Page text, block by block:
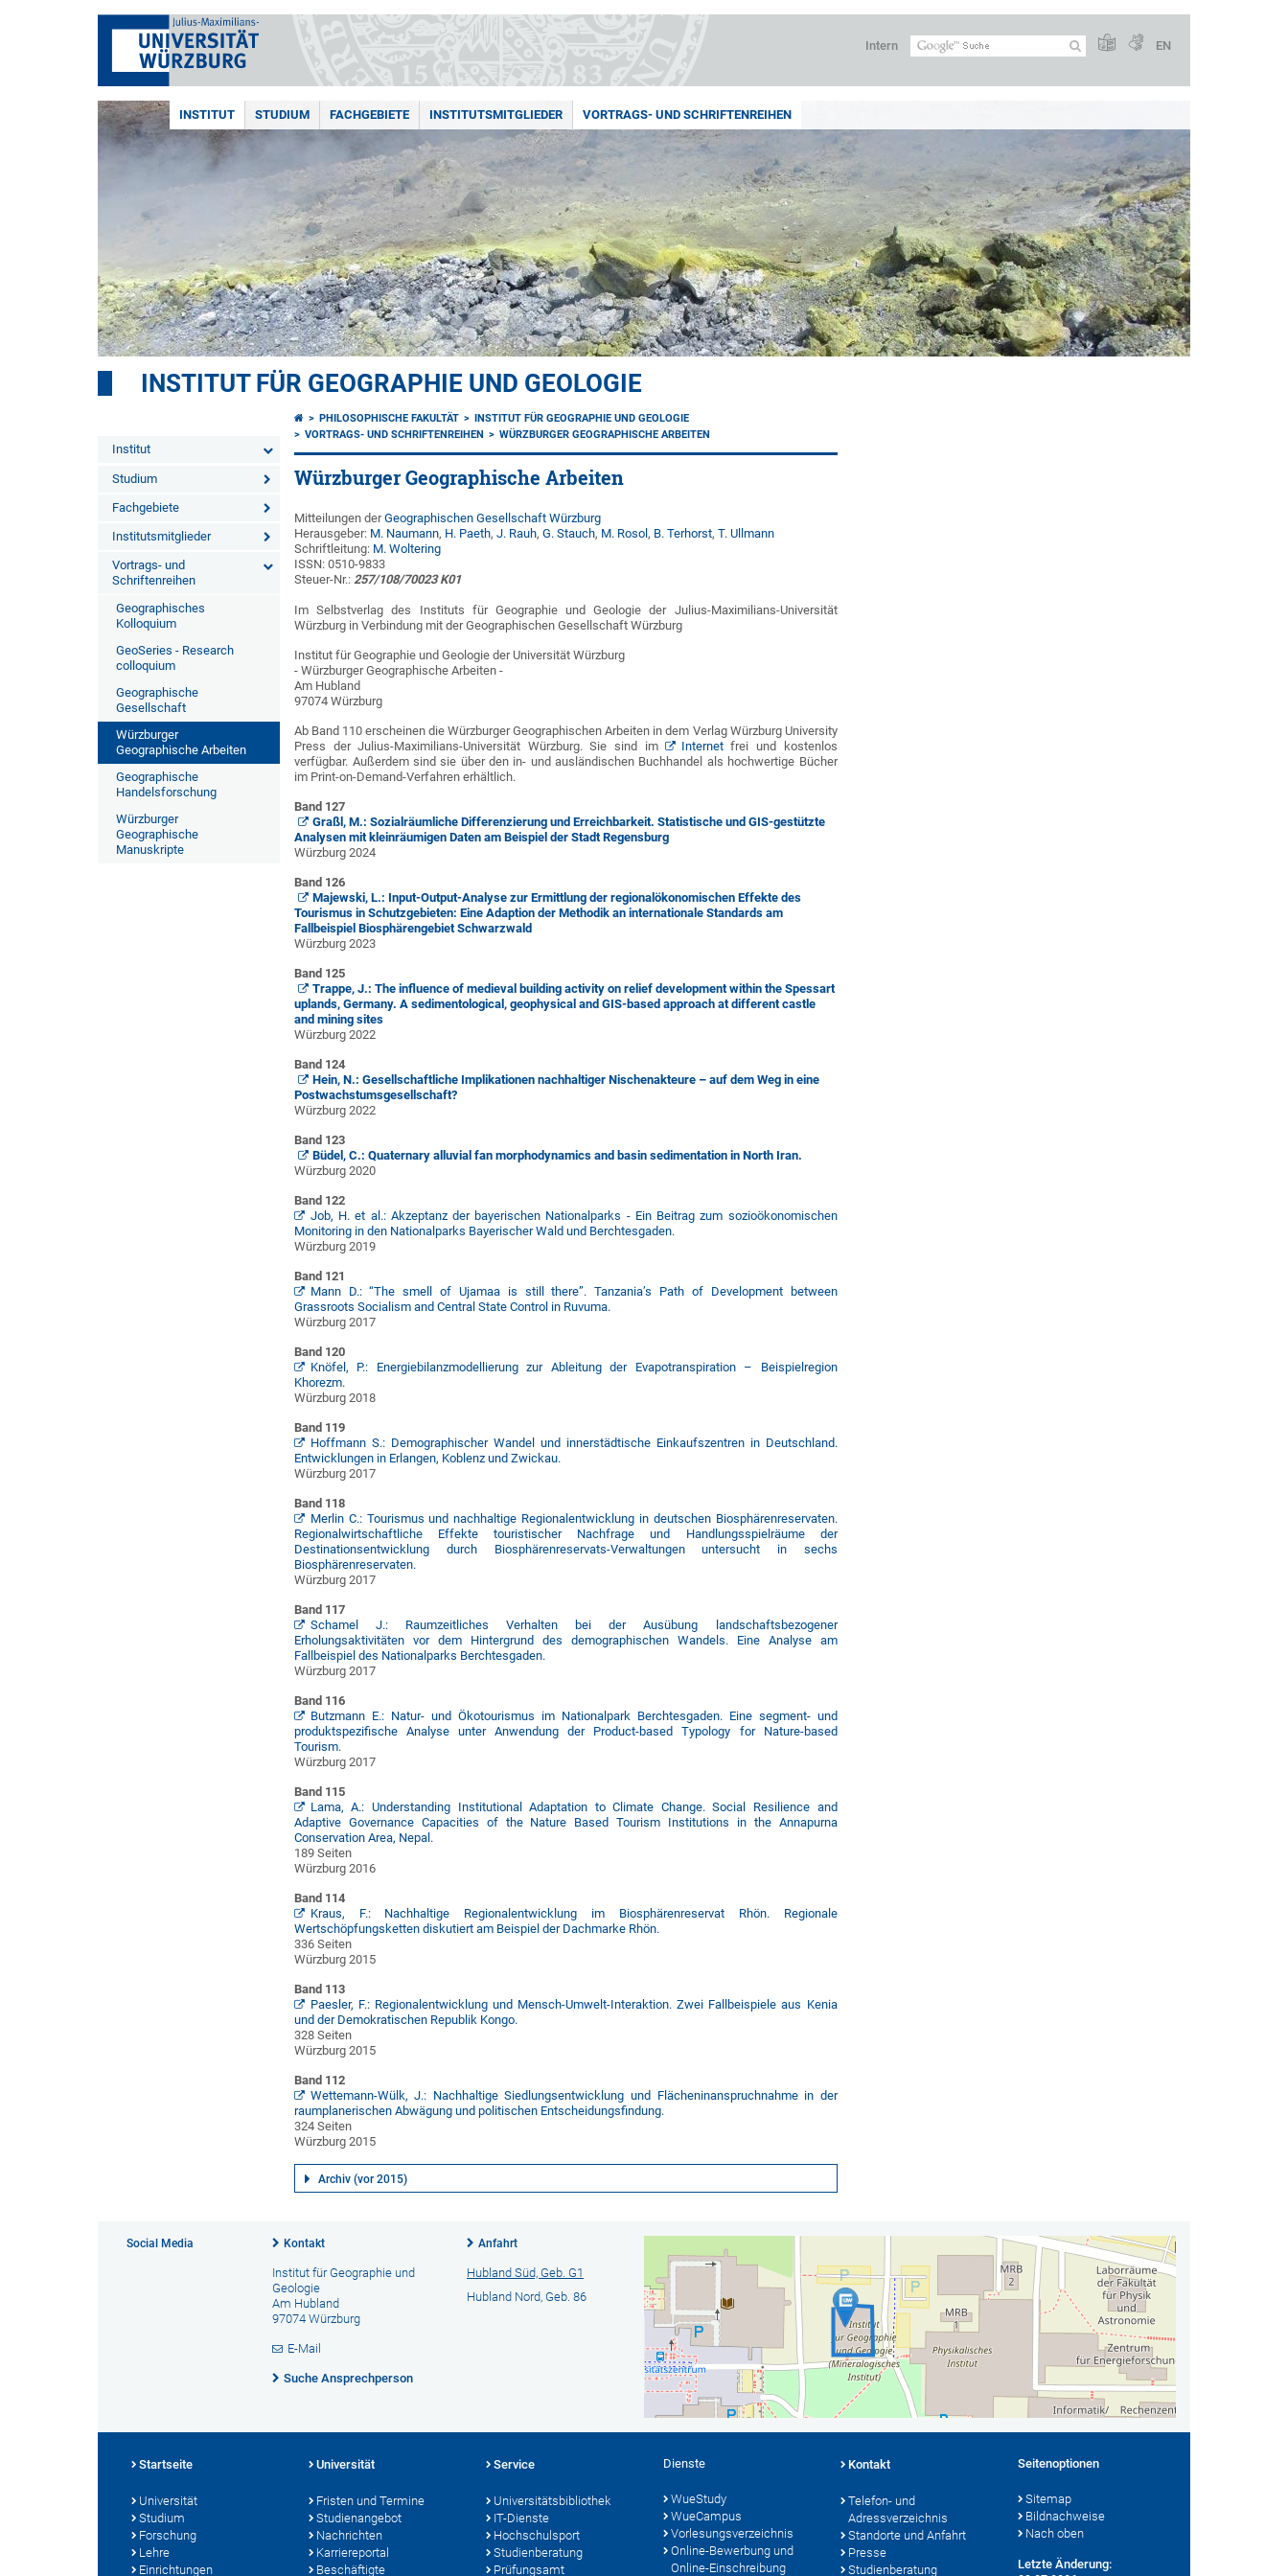
Intern EN
INSTITUT STUDIUM FACHGEBIETE INSTITUTSMITGLIEDER VORTRAGS- UND SCHRIFTENREIHEN
INSTITUT FÜR GEOGRAPHIE UND GEOLOGIE
Institut
Studium
Fachgebiete
Institutsmitglieder
Vortrags- und
Schriftenreihen
Geographisches
Kolloquium
GeoSeries - Research
colloquium
Geographische
Gesellschaft
Würzburger
Geographische Arbeiten
Geographische
Handelsforschung
Würzburger
Geographische
Manuskripte
PHILOSOPHISCHE FAKULTÄT
INSTITUT FÜR GEOGRAPHIE UND GEOLOGIE
VORTRAGS- UND SCHRIFTENREIHEN
WÜRZBURGER GEOGRAPHISCHE ARBEITEN
Würzburger Geographische Arbeiten
Mitteilungen derGeographischen Gesellschaft Würzburg
Herausgeber: M. Naumann, H. Paeth,J. Rauh,G. Stauch, M. Rosol, B. Terhorst,T. Ullmann
Schriftleitung: M. Woltering
ISSN: 0510-9833
Steuer-Nr.: 257/108/70023 K01
Im Selbstverlag des Instituts für Geographie und Geologie der Julius-Maximilians-Universität
Würzburg in Verbindung mit der Geographischen Gesellschaft Würzburg
Institut für Geographie und Geologie der Universität Würzburg
- Würzburger Geographische Arbeiten -
Am Hubland
97074 Würzburg
Ab Band 110 erscheinen die Würzburger Geographischen Arbeiten in dem Verlag Würzburg University
Press der Julius-Maximilians-Universität Würzburg. Sie sind im
Internetfrei und kostenlos
verfügbar. Außerdem sind sie über den in- und ausländischen Buchhandel als hochwertige Bücher
im Print-on-Demand-Verfahren erhältlich.
Band 127
Graßl, M.: Sozialräumliche Differenzierung und Erreichbarkeit. Statistische und GIS-gestützte
Analysen mit kleinräumigen Daten am Beispiel der Stadt Regensburg
Würzburg 2024
Band 126
Majewski, L.: Input-Output-Analyse zur Ermittlung der regionalökonomischen Effekte des
Tourismus in Schutzgebieten: Eine Adaption der Methodik an internationale Standards am
Fallbeispiel Biosphärengebiet Schwarzwald
Würzburg 2023
Band 125
Trappe, J.: The influence of medieval building activity on relief development within the Spessart
uplands, Germany. A sedimentological, geophysical and GIS-based approach at different castle
and mining sites
Würzburg 2022
Band 124
Hein, N.: Gesellschaftliche Implikationen nachhaltiger Nischenakteure – auf dem Weg in eine
Postwachstumsgesellschaft?
Würzburg 2022
Band 123
Büdel, C.: Quaternary alluvial fan morphodynamics and basin sedimentation in North Iran.
Würzburg 2020
Band 122
Job, H. et al.: Akzeptanz der bayerischen Nationalparks - Ein Beitrag zum sozioökonomischen
Monitoring in den Nationalparks Bayerischer Wald und Berchtesgaden.
Würzburg 2019
Band 121
Mann D.: “The smell of Ujamaa is still there”. Tanzania’s Path of Development between
Grassroots Socialism and Central State Control in Ruvuma.
Würzburg 2017
Band 120
Knöfel, P.: Energiebilanzmodellierung zur Ableitung der Evapotranspiration – Beispielregion
Khorezm.
Würzburg 2018
Band 119
Hoffmann S.: Demographischer Wandel und innerstädtische Einkaufszentren in Deutschland.
Entwicklungen in Erlangen, Koblenz und Zwickau.
Würzburg 2017
Band 118
Merlin C.: Tourismus und nachhaltige Regionalentwicklung in deutschen Biosphärenreservaten.
Regionalwirtschaftliche Effekte touristischer Nachfrage und Handlungsspielräume der
Destinationsentwicklung durch Biosphärenreservats-Verwaltungen untersucht in sechs
Biosphärenreservaten.
Würzburg 2017
Band 117
Schamel J.: Raumzeitliches Verhalten bei der Ausübung landschaftsbezogener
Erholungsaktivitäten vor dem Hintergrund des demographischen Wandels. Eine Analyse am
Fallbeispiel des Nationalparks Berchtesgaden.
Würzburg 2017
Band 116
Butzmann E.: Natur- und Ökotourismus im Nationalpark Berchtesgaden. Eine segment- und
produktspezifische Analyse unter Anwendung der Product-based Typology for Nature-based
Tourism.
Würzburg 2017
Band 115
Lama, A.: Understanding Institutional Adaptation to Climate Change. Social Resilience and
Adaptive Governance Capacities of the Nature Based Tourism Institutions in the Annapurna
Conservation Area, Nepal.
189 Seiten
Würzburg 2016
Band 114
Kraus, F.: Nachhaltige Regionalentwicklung im Biosphärenreservat Rhön. Regionale
Wertschöpfungsketten diskutiert am Beispiel der Dachmarke Rhön.
336 Seiten
Würzburg 2015
Band 113
Paesler, F.: Regionalentwicklung und Mensch-Umwelt-Interaktion. Zwei Fallbeispiele aus Kenia
und der Demokratischen Republik Kongo.
328 Seiten
Würzburg 2015
Band 112
Wettemann-Wülk, J.: Nachhaltige Siedlungsentwicklung und Flächeninanspruchnahme in der
raumplanerischen Abwägung und politischen Entscheidungsfindung.
324 Seiten
Würzburg 2015
Archiv (vor 2015)
Social Media Kontakt
Institut für Geographie und
Geologie
Am Hubland
97074 Würzburg
E-Mail
Suche Ansprechperson
Anfahrt
Hubland Süd, Geb. G1
Hubland Nord, Geb. 86
Startseite
Universität
Studium
Forschung
Lehre
Einrichtungen
Universität
Fristen und Termine
Studienangebot
Nachrichten
Karriereportal
Beschäftigte
Service
Universitätsbibliothek
IT-Dienste
Hochschulsport
Studienberatung
Prüfungsamt
Dienste
WueStudy
WueCampus
Vorlesungsverzeichnis
Online-Bewerbung und
Online-Einschreibung
Kontakt
Telefon- und
Adressverzeichnis
Standorte und Anfahrt
Presse
Studienberatung
Seitenoptionen
Sitemap
Bildnachweise
Nach oben
Letzte Änderung: